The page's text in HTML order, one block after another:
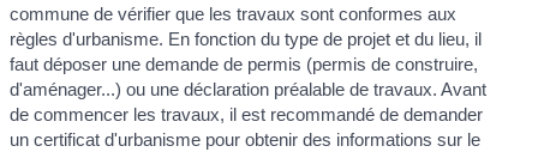
commune de vérifier que les travaux sont conformes aux
règles d'urbanisme. En fonction du type de projet et du lieu, il
faut déposer une demande de permis (permis de construire,
d'aménager...) ou une déclaration préalable de travaux. Avant
de commencer les travaux, il est recommandé de demander
un certificat d'urbanisme pour obtenir des informations sur le